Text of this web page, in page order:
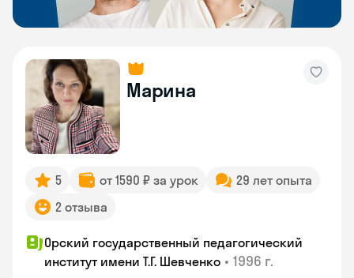
Марина
5 от 1590 ₽ за урок
29 лет опыта
2 отзыва
Орский государственный педагогический
институт имени Т.Г. Шевченко • 1996 г.